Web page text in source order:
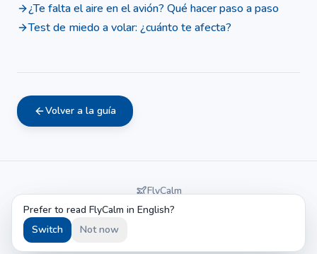
Prefer to read FlyCalm in English?
Switch
Not now
¿Te falta el aire en el avión? Qué hacer paso a paso
Test de miedo a volar: ¿cuánto te afecta?
Volver a la guía
FlyCalm
Guía sobre miedo a volar
Italiano
©2026FlyCalm.